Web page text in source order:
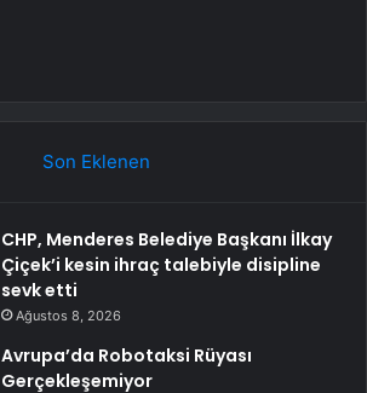
Son Eklenen
CHP, Menderes Belediye Başkanı İlkay
Çiçek’i kesin ihraç talebiyle disipline
sevk etti
Ağustos 8, 2026
Avrupa’da Robotaksi Rüyası
Gerçekleşemiyor